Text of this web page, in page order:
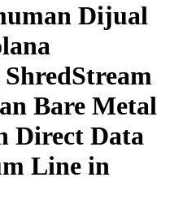
Dijual
Bare Metal
Direct Data
Line in